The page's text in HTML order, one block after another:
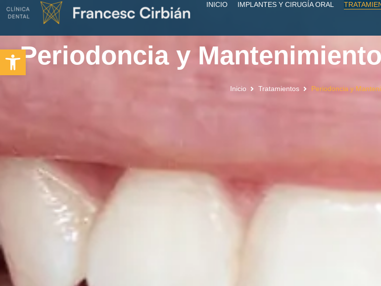
Abrir barra de herramientas
INICIO IMPLANTES Y CIRUGÍA ORAL
Periodoncia y
Inicio Tratamientos Periodoncia y